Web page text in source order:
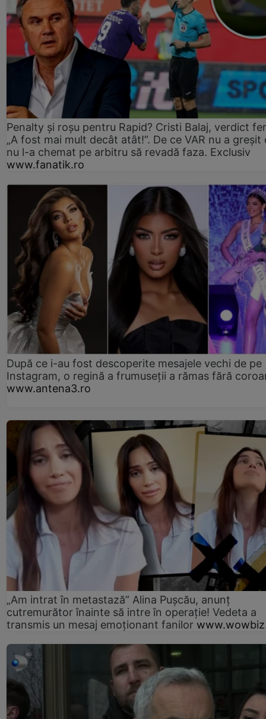
Penalty și roșu pentru Rapid? Cristi Balaj, verdict
„A fost mai mult decât atât!”. De ce VAR nu a greșit
nu l-a chemat pe arbitru să revadă faza. Exclusiv
www.fanatik.ro
După ce i-au fost descoperite mesajele vechi de pe
Instagram, o regină a frumuseții a rămas fără
www.antena3.ro
„Am intrat în metastază” Alina Pușcău, anunț
cutremurător înainte să intre în operație! Vedeta a
transmis un mesaj emoționant fanilor